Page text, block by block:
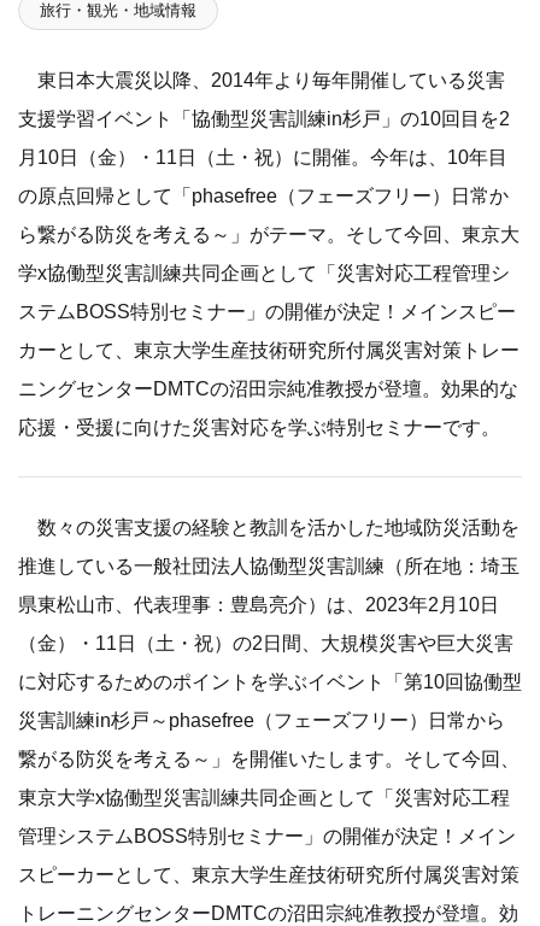
旅行・観光・地域情報
東日本大震災以降、2014年より毎年開催している災害
支援学習イベント「協働型災害訓練in杉戸」の10回目を2
月10日（金）・11日（土・祝）に開催。今年は、10年目
の原点回帰として「phasefree（フェーズフリー）日常か
ら繋がる防災を考える～」がテーマ。そして今回、東京大
学x協働型災害訓練共同企画として「災害対応工程管理シ
ステムBOSS特別セミナー」の開催が決定！メインスピー
カーとして、東京大学生産技術研究所付属災害対策トレー
ニングセンターDMTCの沼田宗純准教授が登壇。効果的な
応援・受援に向けた災害対応を学ぶ特別セミナーです。
数々の災害支援の経験と教訓を活かした地域防災活動を
推進している一般社団法人協働型災害訓練（所在地：埼玉
県東松山市、代表理事：豊島亮介）は、2023年2月10日
（金）・11日（土・祝）の2日間、大規模災害や巨大災害
に対応するためのポイントを学ぶイベント「第10回協働型
災害訓練in杉戸～phasefree（フェーズフリー）日常から
繋がる防災を考える～」を開催いたします。そして今回、
東京大学x協働型災害訓練共同企画として「災害対応工程
管理システムBOSS特別セミナー」の開催が決定！メイン
スピーカーとして、東京大学生産技術研究所付属災害対策
トレーニングセンターDMTCの沼田宗純准教授が登壇。効